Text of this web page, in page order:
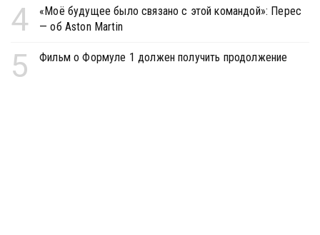
4
«Моё будущее было связано с этой командой»: Перес
— об Aston Martin
5 Фильм о Формуле 1 должен получить продолжение